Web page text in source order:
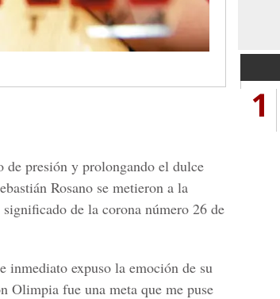
de presión y prolongando el dulce
Rosano se metieron a la
de la corona número 26 de
expuso la emoción de su
Olimpia fue una meta que me puse
1